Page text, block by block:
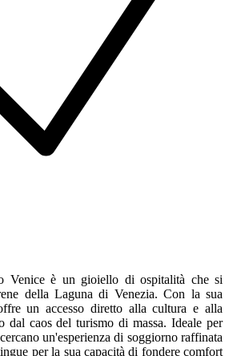
Venice è un gioiello di ospitalità che si
della Laguna di Venezia. Con la sua
un accesso diretto alla cultura e alla
dal caos del turismo di massa. Ideale per
un'esperienza di soggiorno raffinata
per la sua capacità di fondere comfort